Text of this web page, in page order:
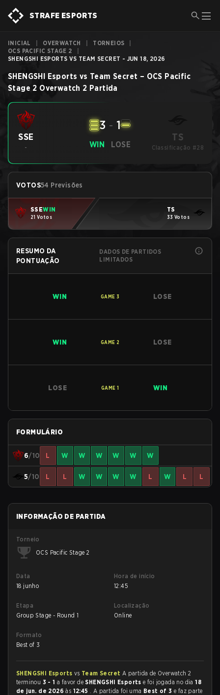
STRAFE ESPORTS
INICIAL OVERWATCH TORNEIOS
OCS PACIFIC STAGE 2
SHENGSHI ESPORTS VS TEAM SECRET - JUN 18, 2026
SHENGSHI Esports vs Team Secret – OCS Pacific
Stage 2 Overwatch 2 Partida
SSE
- WIN
3 - 1
LOSE
TS
Classificação #28
VOTOS54 Previsões
SSEWIN
21 Votos
TS
33 Votos
RESUMO DA
PONTUAÇÃO
DADOS DE PARTIDOS
LIMITADOS
WIN GAME 3 LOSE
WIN GAME 2 LOSE
LOSE GAME 1 WIN
FORMULÁRIO
6/10 L W W W W W W
5/10 L L W W W W L W L L
INFORMAÇÃO DE PARTIDA
Torneio
OCS Pacific Stage 2
Data
18 junho
Hora de início
12:45
Etapa
Group Stage - Round 1
Localização
Online
Formato
Best of 3
SHENGSHI Esports vs Team Secret A partida de Overwatch 2
terminou 3 - 1 a favor deSHENGSHI Esportse foi jogada no dia18
de jun. de 2026às 12:45 . A partida foi uma Best of 3e faz parte